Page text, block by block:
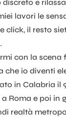
e
lavori le
click, il resto
con la scena
che io diventi
in Calabria il
Roma e poi in
realtà